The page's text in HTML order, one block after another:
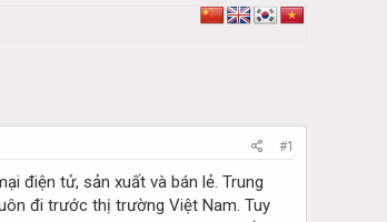
#1
điện tử, sản xuất và bán lẻ. Trung
đi trước thị trường Việt Nam. Tuy